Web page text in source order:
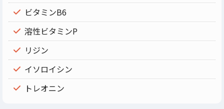
ビタミンB6
溶性ビタミンP
リジン
イソロイシン
トレオニン